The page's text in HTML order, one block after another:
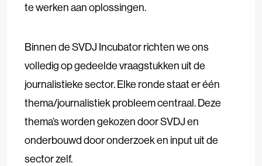
te werken aan oplossingen.
Binnen de SVDJ Incubator richten we ons
volledig op gedeelde vraagstukken uit de
journalistieke sector. Elke ronde staat er één
thema/journalistiek probleem centraal. Deze
thema’s worden gekozen door SVDJ en
onderbouwd door onderzoek en input uit de
sector zelf.